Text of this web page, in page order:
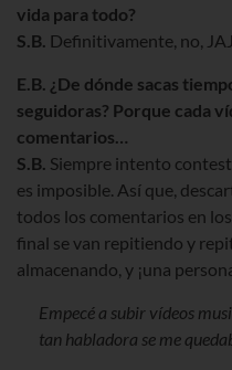
vida para todo?
S.B. Definitivamente, no,
E.B. ¿De dónde sacas
seguidoras? Porque cada
comentarios…
S.B. Siempre intento
es imposible. Así que,
todos los comentarios en
final se van repitiendo y
almacenando, y ¡una
Empecé a subir vídeos
tan habladora se me